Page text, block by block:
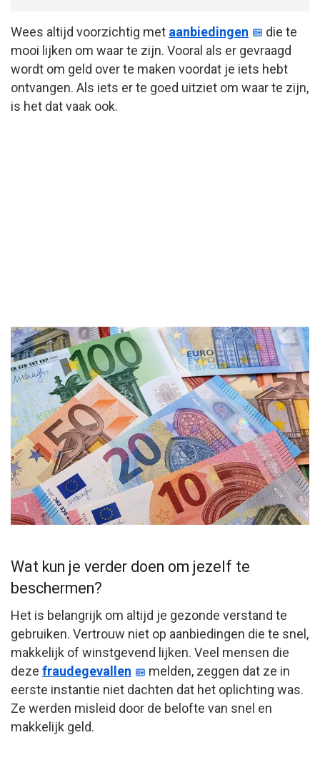
Wees altijd voorzichtig met aanbiedingen
die te
mooi lijken om waar te zijn. Vooral als er gevraagd
wordt om geld over te maken voordat je iets hebt
ontvangen. Als iets er te goed uitziet om waar te zijn,
is het dat vaak ook.
Wat kun je verder doen om jezelf te
beschermen?
Het is belangrijk om altijd je gezonde verstand te
gebruiken. Vertrouw niet op aanbiedingen die te snel,
makkelijk of winstgevend lijken. Veel mensen die
deze fraudegevallen
melden, zeggen dat ze in
eerste instantie niet dachten dat het oplichting was.
Ze werden misleid door de belofte van snel en
makkelijk geld.